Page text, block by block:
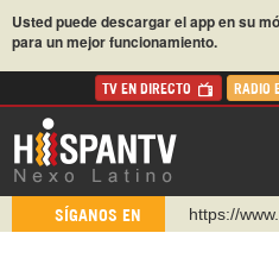
Usted puede descargar el app en su
para un mejor funcionamiento.
TV EN DIRECTO RADIO
SÍGANOS EN
https://